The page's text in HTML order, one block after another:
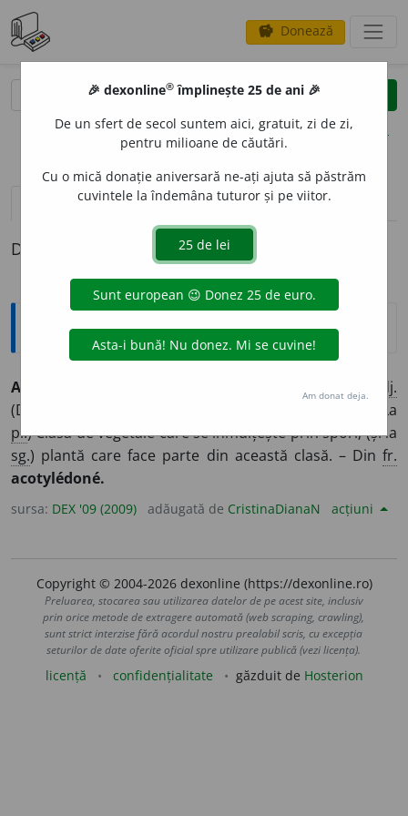
savings Donează
clear
opțiuni
definiții (1)
Definiția cu ID-ul 548860:
Explicative DEX
ACOTILEDON
Adj.
(Despre plante) Fără cotiledoane; acotiledon.
(La
pl.) Clasă de vegetale care se înmulțește prin spori; (și la
sg.) plantă care face parte din această clasă. – Din fr.
acotylédoné.
sursa: DEX '09 (2009) adăugată de CristinaDianaN acțiuni
Copyright © 2004-2026 dexonline (https://dexonline.ro)
Preluarea, stocarea sau utilizarea datelor de pe acest site, inclusiv
prin orice metode de extragere automată (web scraping, crawling),
sunt strict interzise fără acordul nostru prealabil scris, cu excepția
seturilor de date oferite oficial spre utilizare publică (vezi licența).
licență confidențialitate găzduit de Hosterion
🎉 dexonline® împlinește 25 de ani 🎉
De un sfert de secol suntem aici, gratuit, zi de zi,
pentru milioane de căutări.
Cu o mică donație aniversară ne-ați ajuta să păstrăm
cuvintele la îndemâna tuturor și pe viitor.
Am donat deja.